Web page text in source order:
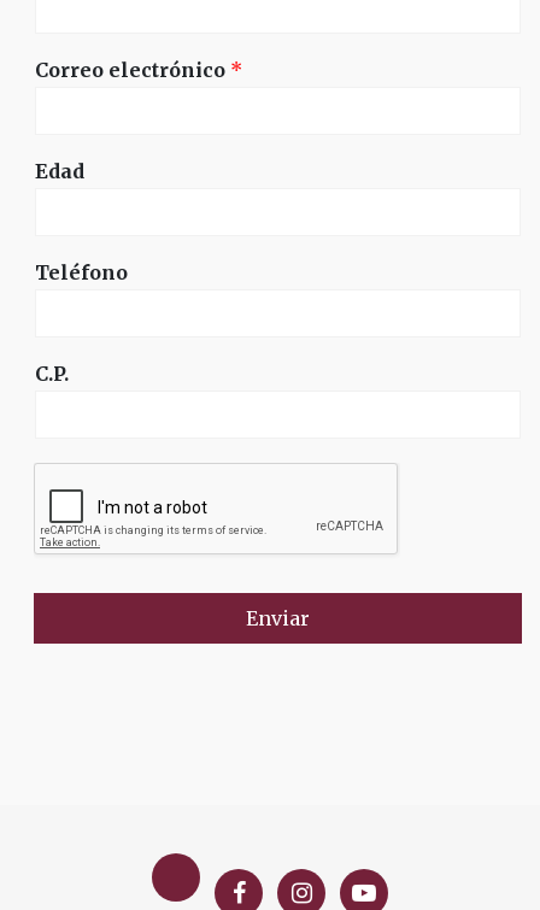
Correo electrónico *
Edad
Teléfono
C.P.
Enviar